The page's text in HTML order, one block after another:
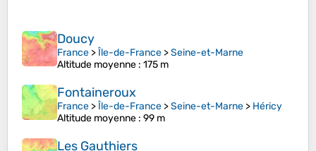
Doucy
France >Île-de-France >Seine-et-Marne
Altitude moyenne : 175 m
Fontaineroux
France >Île-de-France >Seine-et-Marne > Héricy
Altitude moyenne : 99 m
Les Gauthiers